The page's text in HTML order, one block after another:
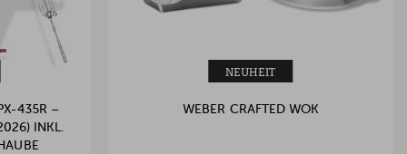
435R –
INKL.
NEUHEIT
WEBER CRAFTED WOK